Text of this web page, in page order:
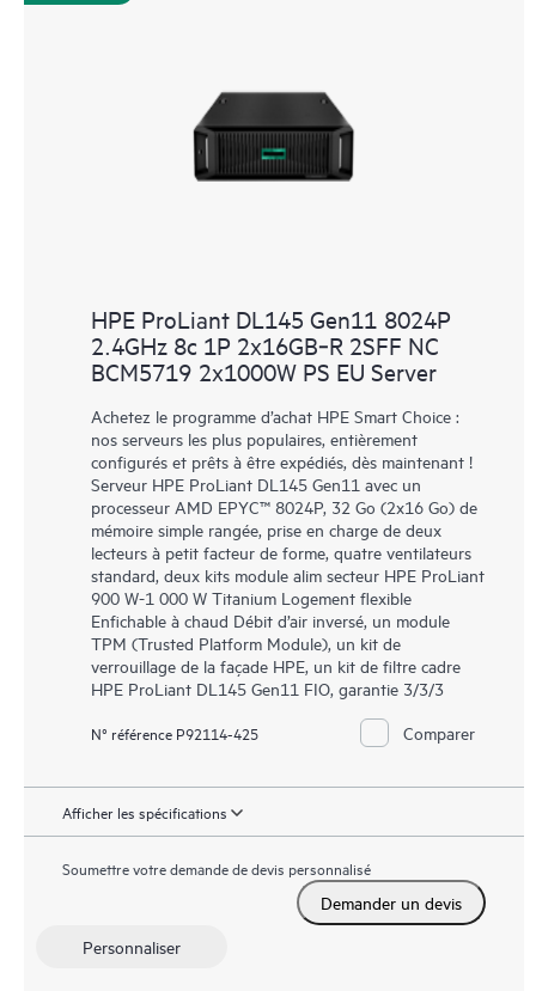
HPE ProLiant DL145 Gen11 8024P
2.4GHz 8c 1P 2x16GB‑R 2SFF NC
BCM5719 2x1000W PS EU Server
Achetez le programme d’achat HPE Smart Choice :
nos serveurs les plus populaires, entièrement
configurés et prêts à être expédiés, dès maintenant !
Serveur HPE ProLiant DL145 Gen11 avec un
processeur AMD EPYC™ 8024P, 32 Go (2x16 Go) de
mémoire simple rangée, prise en charge de deux
lecteurs à petit facteur de forme, quatre ventilateurs
standard, deux kits module alim secteur HPE ProLiant
900 W-1 000 W Titanium Logement flexible
Enfichable à chaud Débit d’air inversé, un module
TPM (Trusted Platform Module), un kit de
verrouillage de la façade HPE, un kit de filtre cadre
HPE ProLiant DL145 Gen11 FIO, garantie 3/3/3
N° référence P92114-425 Comparer
Afficher les spécifications
Soumettre votre demande de devis personnalisé
Demander un devis
Personnaliser